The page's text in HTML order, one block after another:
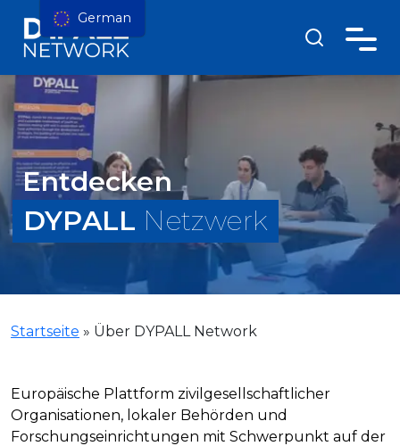
Entdecken
DYPALL Netzwerk
Startseite » Über DYPALL Network
Europäische Plattform zivilgesellschaftlicher
Organisationen, lokaler Behörden und
Forschungseinrichtungen mit Schwerpunkt auf der
German